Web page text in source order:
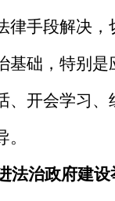
律手段解决
基础，特别
、开会学习
法治政府建